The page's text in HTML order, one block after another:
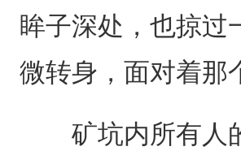
眸子深处，也掠过
微转身，面对着那
矿坑内所有人的